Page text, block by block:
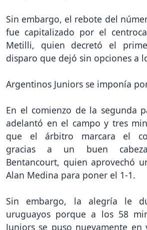
Sin embargo, el rebote del
fue capitalizado por el
Metilli, quien decretó el
disparo que dejó sin opciones a
Argentinos Juniors se imponía
En el comienzo de la segunda
adelantó en el campo y tres
que el árbitro marcara el
gracias a un buen
Bentancourt, quien aprovechó
Alan Medina para poner el 1-1.
Sin embargo, la alegría le
uruguayos porque a los 58
Juniors se puso nuevamente